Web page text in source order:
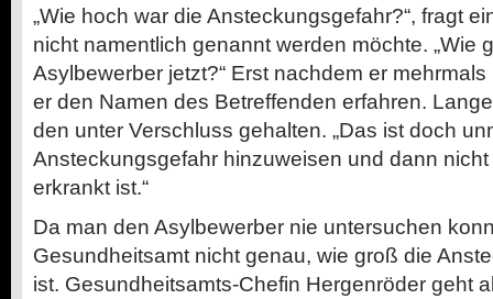
„Wie hoch war die Ansteckungsgefahr?“, fragt
nicht namentlich genannt werden möchte. „Wie
Asylbewerber jetzt?“ Erst nachdem er
er den Namen des Betreffenden erfahren.
den unter Verschluss gehalten. „Das ist doch
Ansteckungsgefahr hinzuweisen und dann
erkrankt ist.“
Da man den Asylbewerber nie untersuchen
Gesundheitsamt nicht genau, wie groß die
ist. Gesundheitsamts-Chefin Hergenröder geht